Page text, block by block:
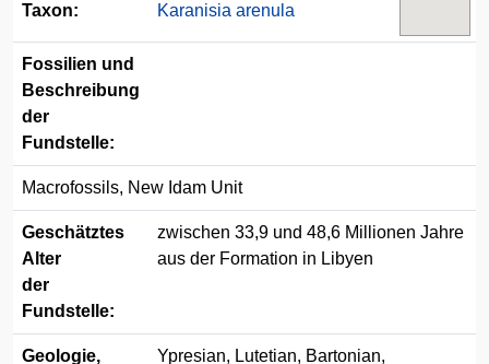
Taxon: Karanisia arenula
Fossilien und
Beschreibung
der
Fundstelle:
Macrofossils, New Idam Unit
Geschätztes
Alter
der
Fundstelle:
zwischen 33,9 und 48,6 Millionen Jahre
aus der Formation in Libyen
Geologie,
Ypresian, Lutetian, Bartonian,